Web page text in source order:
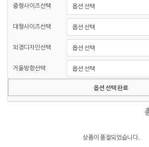
중형사이즈선택
대형사이즈선택
외경디자인선택
거울방향선택
옵션 선택 완료
상품이 품절되었습니다.